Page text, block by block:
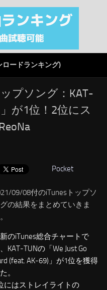
グ
ロードランキング)
プソング：KAT-
」が1位！2位にス
Pocket
09/08付のiTunesトップソ
の結果をまとめていきま
のiTunes総合チャートで
KAT-TUNの「We Just Go
(feat. AK-69)」が1位を獲得
。
にはストレイライトの